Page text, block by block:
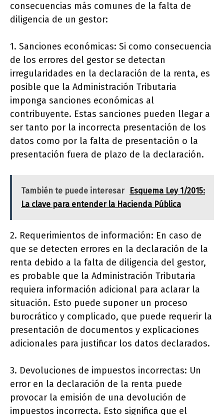
consecuencias más comunes de la falta de
diligencia de un gestor:
1. Sanciones económicas: Si como consecuencia
de los errores del gestor se detectan
irregularidades en la declaración de la renta, es
posible que la Administración Tributaria
imponga sanciones económicas al
contribuyente. Estas sanciones pueden llegar a
ser tanto por la incorrecta presentación de los
datos como por la falta de presentación o la
presentación fuera de plazo de la declaración.
También te puede interesar
Esquema Ley 1/2015:
La clave para entender la Hacienda Pública
2. Requerimientos de información: En caso de
que se detecten errores en la declaración de la
renta debido a la falta de diligencia del gestor,
es probable que la Administración Tributaria
requiera información adicional para aclarar la
situación. Esto puede suponer un proceso
burocrático y complicado, que puede requerir la
presentación de documentos y explicaciones
adicionales para justificar los datos declarados.
3. Devoluciones de impuestos incorrectas: Un
error en la declaración de la renta puede
provocar la emisión de una devolución de
impuestos incorrecta. Esto significa que el